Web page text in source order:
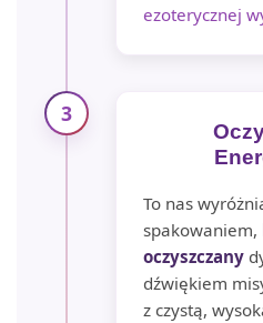
ezoterycznej
3
To nas
spakowaniem,
oczyszczany
dźwiękiem
z czystą,